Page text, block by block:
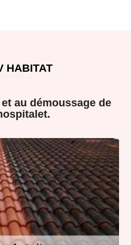
HABITAT
au démoussage de